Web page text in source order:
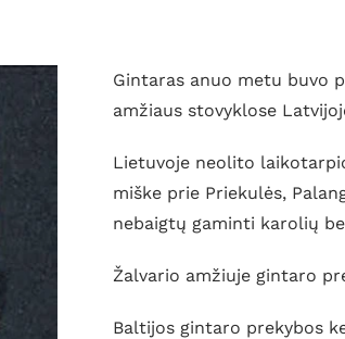
Gintaras anuo metu buvo
amžiaus stovyklose
Lietuvoje neolito
miške prie Priekulės,
nebaigtų gaminti karolių
Žalvario amžiuje gintaro
Baltijos gintaro prekybos